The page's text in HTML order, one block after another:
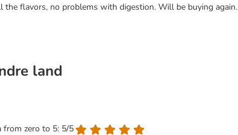
the flavors, no problems with digestion. Will be buying again.
land
from zero to 5: 5/5